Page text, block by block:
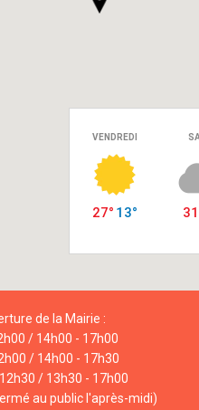
de la Mairie :
/ 14h00 - 17h00
/ 14h00 - 17h30
/ 13h30 - 17h00
au public l'après-midi)